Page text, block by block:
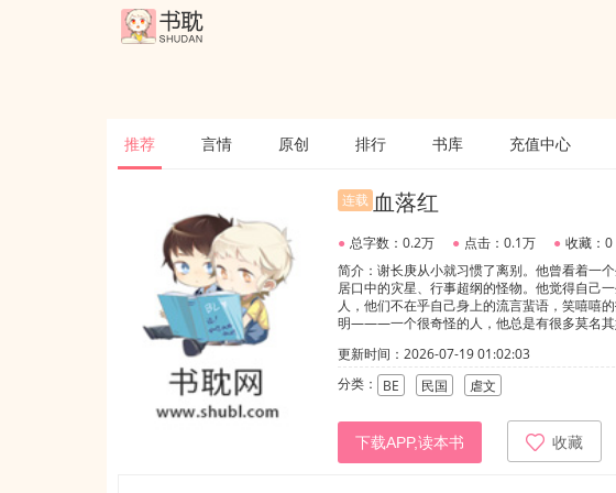
推荐 言情 原创 排行 书库 充值中心
连载 血落红
● 总字数：0.2万 ● 点击：0.1万 ● 收藏：0
简介：谢长庚从小就习惯了离别。他曾看着一
居口中的灾星、行事超纲的怪物。他觉得自己
人，他们不在乎自己身上的流言蜚语，笑嘻嘻
明———一个很奇怪的人，他总是有很多莫名其
袅袅，故人不再……（受后面是离开了军营，成
更新时间：2026-07-19 01:02:03
分类：
BE 民国 虐文
下载APP,读本书 收藏